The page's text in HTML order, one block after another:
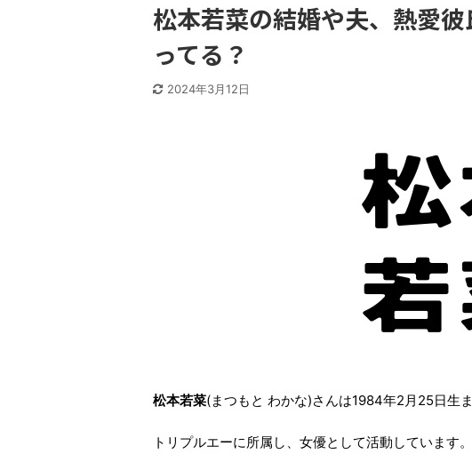
松本若菜の結婚や夫、熱愛
ってる？
2024年3月12日
松本若菜(まつもと わかな)さんは1984年2月25日生
トリプルエーに所属し、女優として活動しています。